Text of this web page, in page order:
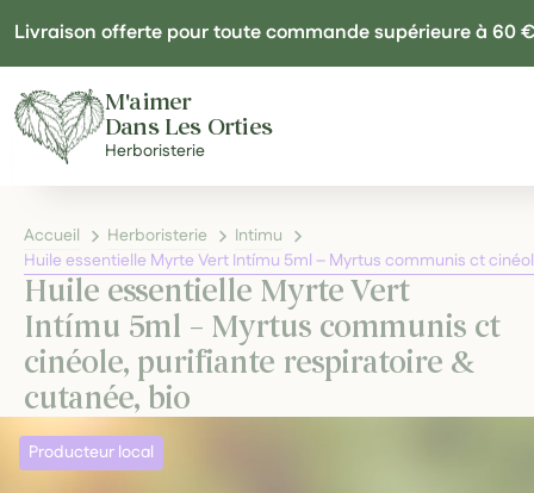
Livraison offerte pour toute commande supérieure à 60 €
M'aimer
Dans Les Orties
Herboristerie
Accueil Herboristerie
Intimu
Huile essentielle Myrte Vert Intímu 5ml – Myrtus communis ct
Huile essentielle Myrte Vert
Intímu 5ml – Myrtus communis ct
cinéole, purifiante respiratoire &
cutanée, bio